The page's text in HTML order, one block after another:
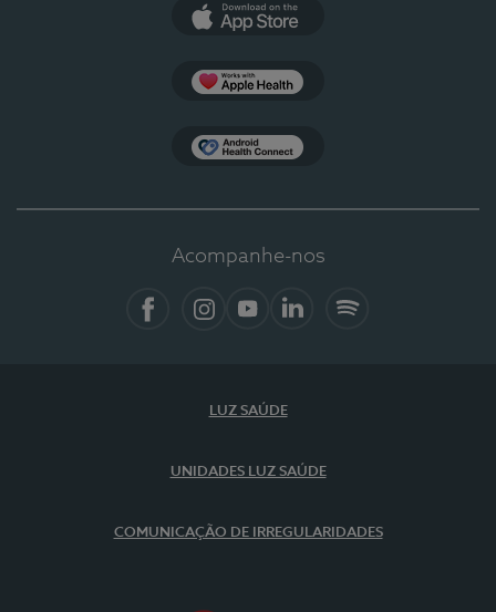
Acompanhe-nos
LUZ SAÚDE
UNIDADES LUZ SAÚDE
COMUNICAÇÃO DE IRREGULARIDADES